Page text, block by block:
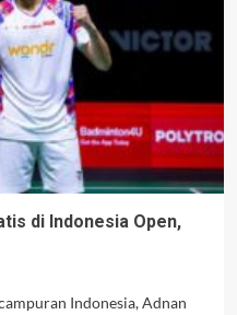
di Indonesia Open,
Indonesia, Adnan